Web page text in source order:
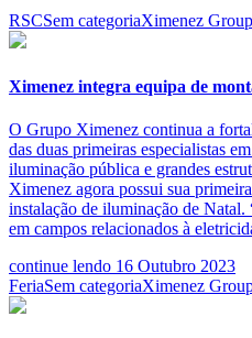
RSCSem categoriaXimenez Group
Ximenez integra equipa de
O Grupo Ximenez continua a
das duas primeiras especialistas
iluminação pública e grandes
Ximenez agora possui sua
instalação de iluminação de Natal.
em campos relacionados à
continue lendo 16 Outubro 2023
FeriaSem categoriaXimenez